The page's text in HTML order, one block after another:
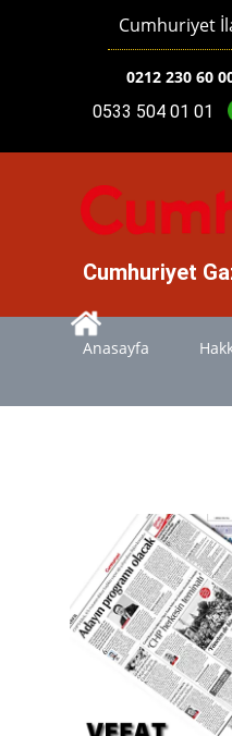
0533 504 01 01
Cumhuriyet
0212 230 60
Cumhuriyet
Anasayfa